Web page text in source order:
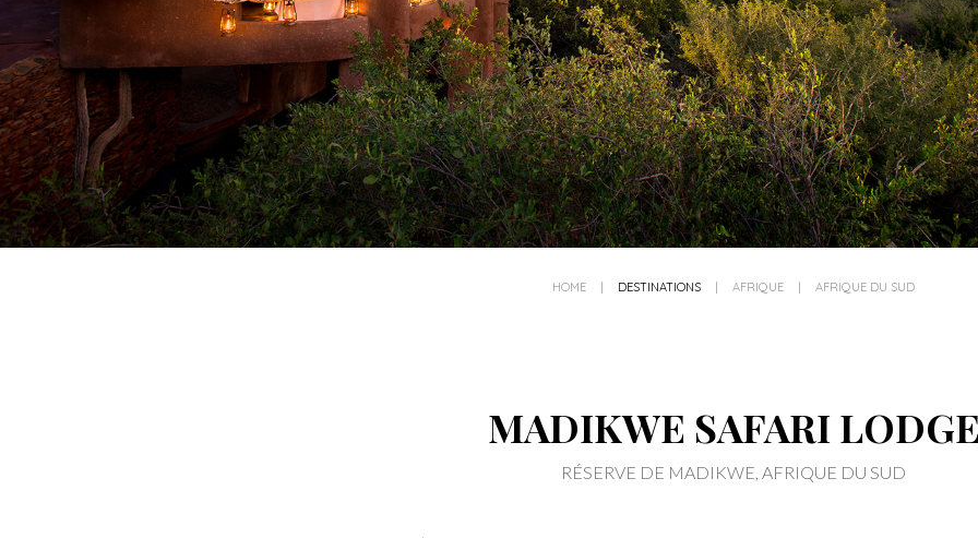
HOME DESTINATIONS AFRIQUE AFRIQUE DU SUD
MADIKWE SAFARI
RÉSERVE DE MADIKWE, AFRIQUE DU SUD